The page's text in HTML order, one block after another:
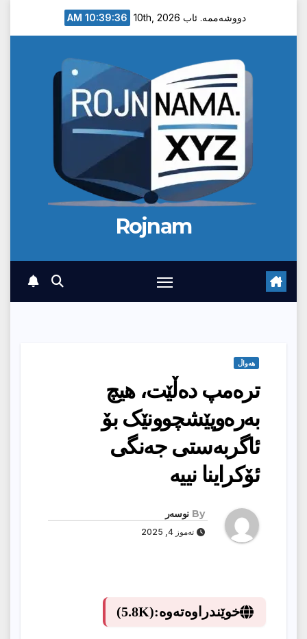
دووشەممە. ئاب 10th, 2026 10:39:37 AM
Rojnam
هەواڵ
ترەمپ دەڵێت، هیچ
بەرەوپێشچوونێک بۆ
ئاگربەستی جەنگی
ئۆکراینا نییە
By نوسەر
تەموز 4, 2025
خوێندراوەتەوە:(5.8K)